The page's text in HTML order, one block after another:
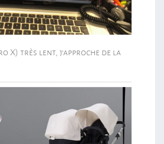
X) très lent, j’approche de la